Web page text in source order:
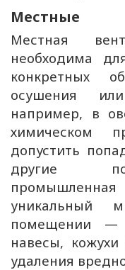
Местные
Местная
необходима
конкретных
осушения
например, в
химическом
допустить
другие
уникальный
помещении —
навесы,
удаления